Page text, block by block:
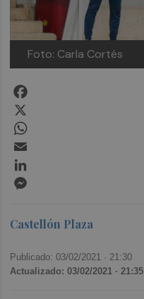
Foto: Carla Cortés
Castellón Plaza
Publicado: 03/02/2021 · 21:30
Actualizado: 03/02/2021 · 21:35